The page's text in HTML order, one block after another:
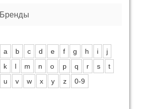
Бренды
a b c d e f g h i
j
k
l m n o p q r s
t
u
v w x y z 0-9